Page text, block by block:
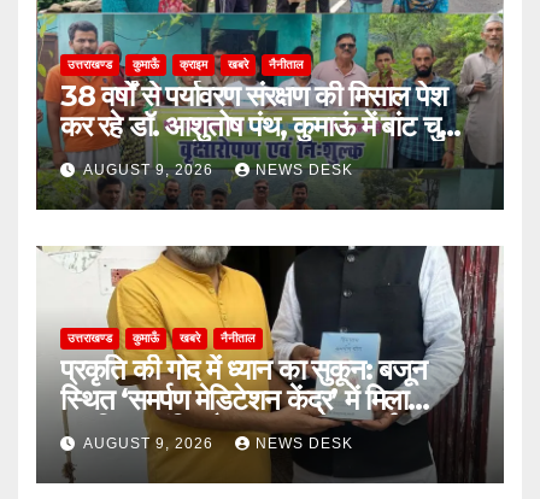
उत्तराखण्ड कुमाऊँ क्राइम खबरे नैनीताल
38 वर्षों से पर्यावरण संरक्षण की मिसाल पेश
कर रहे डॉ. आशुतोष पंथ, कुमाऊं में बांट चुके हैं
4.82 लाख पौधे
AUGUST 9, 2026 NEWS DESK
उत्तराखण्ड कुमाऊँ खबरे नैनीताल
प्रकृति की गोद में ध्यान का सुकून: बजून
स्थित ‘समर्पण मेडिटेशन केंद्र’ में मिला
मानसिक शांति और सकारात्मक ऊर्जा का
अनुभव
AUGUST 9, 2026 NEWS DESK